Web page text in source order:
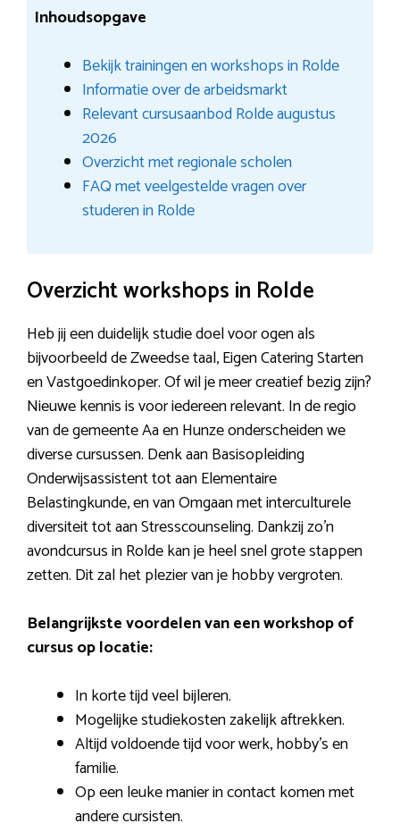
Inhoudsopgave
Bekijk trainingen en workshops in Rolde
Informatie over de arbeidsmarkt
Relevant cursusaanbod Rolde augustus
2026
Overzicht met regionale scholen
FAQ met veelgestelde vragen over
studeren in Rolde
Overzicht workshops in Rolde
Heb jij een duidelijk studie doel voor ogen als
bijvoorbeeld de Zweedse taal, Eigen Catering Starten
en Vastgoedinkoper. Of wil je meer creatief bezig zijn?
Nieuwe kennis is voor iedereen relevant. In de regio
van de gemeente Aa en Hunze onderscheiden we
diverse cursussen. Denk aan Basisopleiding
Onderwijsassistent tot aan Elementaire
Belastingkunde, en van Omgaan met interculturele
diversiteit tot aan Stresscounseling. Dankzij zo’n
avondcursus in Rolde kan je heel snel grote stappen
zetten. Dit zal het plezier van je hobby vergroten.
Belangrijkste voordelen van een workshop of
cursus op locatie:
In korte tijd veel bijleren.
Mogelijke studiekosten zakelijk aftrekken.
Altijd voldoende tijd voor werk, hobby’s en
familie.
Op een leuke manier in contact komen met
andere cursisten.